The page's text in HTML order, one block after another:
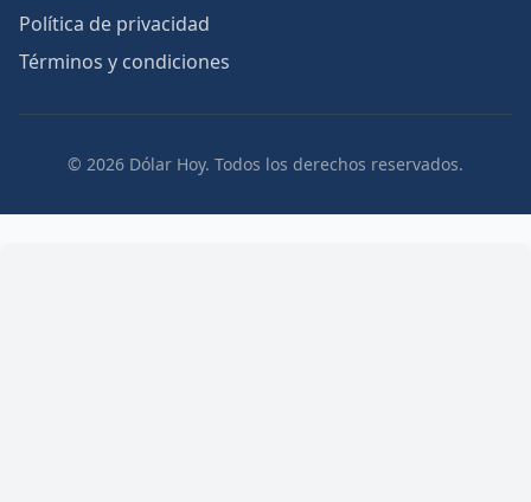
Política de privacidad
Términos y condiciones
© 2026 Dólar Hoy. Todos los derechos reservados.